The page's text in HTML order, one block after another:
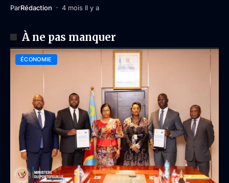
ParRédaction 4 mois Il y a
À ne pas manquer
ÉCONOMIE